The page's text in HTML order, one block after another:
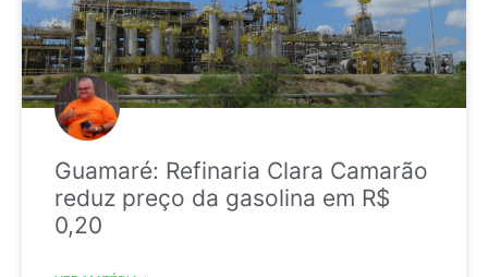
Guamaré: Refinaria Clara Camarão
reduz preço da gasolina em R$
0,20